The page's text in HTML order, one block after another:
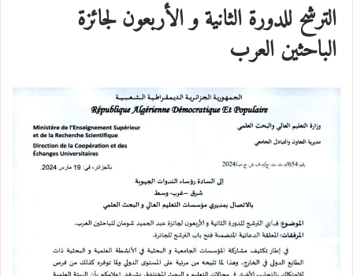
الترشح للدورة الثانية و الأربعون لجائزة
الباحثين العرب